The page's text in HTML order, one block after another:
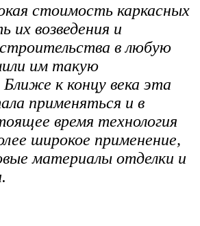
стоимость каркасных
их возведения и
в любую
им такую
Ближе к концу века эта
применяться и в
время технология
широкое применение,
материалы отделки и